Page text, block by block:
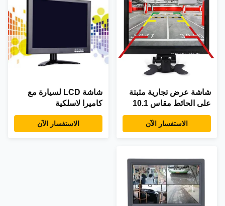
شاشة عرض تجارية مثبتة
على الحائط مقاس 10.1
بوصة بتقنية IPS
الاستفسار الآن
شاشة LCD لسيارة مع
كاميرا لاسلكية
الاستفسار الآن